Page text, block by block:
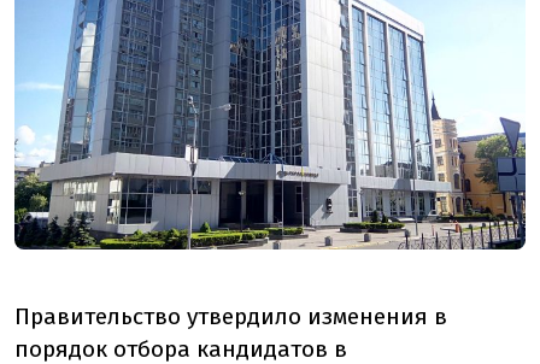
Правительство утвердило изменения в
порядок отбора кандидатов в